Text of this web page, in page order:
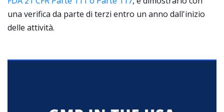
una verifica da parte di terzi entro un anno dall'inizio
delle attività.